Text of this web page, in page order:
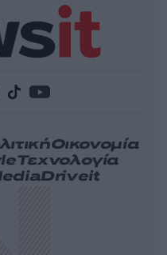
Οικονομία
Τεχνολογία
Driveit